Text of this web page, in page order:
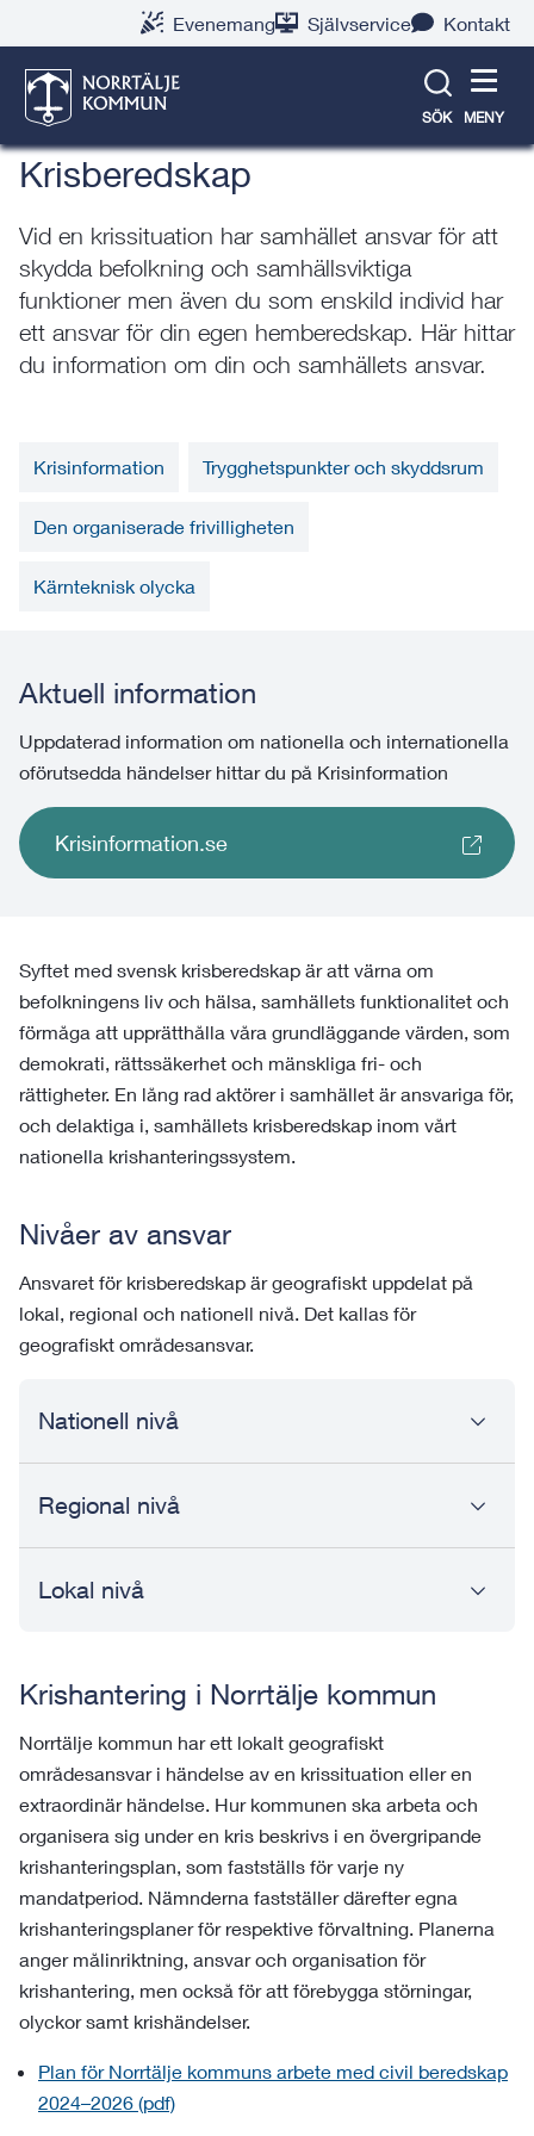
Evenemang Självservice Kontakt
SÖK MENY
Trygghet & säkerhet
Krisberedskap
Vid en krissituation har samhället ansvar för att
skydda befolkning och samhällsviktiga
funktioner men även du som enskild individ har
ett ansvar för din egen hemberedskap. Här hittar
du information om din och samhällets ansvar.
Krisinformation Trygghetspunkter och skyddsrum
Den organiserade frivilligheten
Kärnteknisk olycka
Aktuell information
Uppdaterad information om nationella och internationella
oförutsedda händelser hittar du på Krisinformation
Krisinformation.se
Syftet med svensk krisberedskap är att värna om
befolkningens liv och hälsa, samhällets funktionalitet och
förmåga att upprätthålla våra grundläggande värden, som
demokrati, rättssäkerhet och mänskliga fri- och
rättigheter. En lång rad aktörer i samhället är ansvariga för,
och delaktiga i, samhällets krisberedskap inom vårt
nationella krishanteringssystem.
Nivåer av ansvar
Ansvaret för krisberedskap är geografiskt uppdelat på
lokal, regional och nationell nivå. Det kallas för
geografiskt områdesansvar.
Nationell nivå
Regional nivå
Lokal nivå
Krishantering i Norrtälje kommun
Norrtälje kommun har ett lokalt geografiskt
områdesansvar i händelse av en krissituation eller en
extraordinär händelse. Hur kommunen ska arbeta och
organisera sig under en kris beskrivs i en övergripande
krishanteringsplan, som fastställs för varje ny
mandatperiod. Nämnderna fastställer därefter egna
krishanteringsplaner för respektive förvaltning. Planerna
anger målinriktning, ansvar och organisation för
krishantering, men också för att förebygga störningar,
olyckor samt krishändelser.
Plan för Norrtälje kommuns arbete med civil beredskap
2024–2026 (pdf)